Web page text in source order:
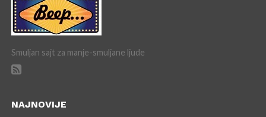
Smuljan sajt za manje-smuljane ljude
NAJNOVIJE